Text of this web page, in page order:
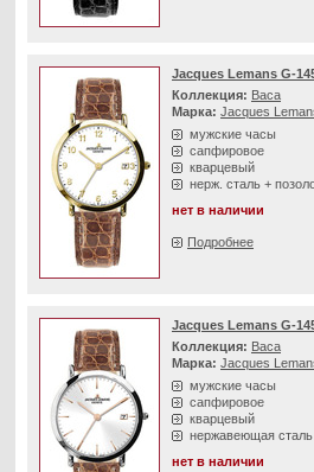
Jacques Lemans G-
Коллекция: Baca
Марка: Jacques
мужские часы
сапфировое
кварцевый
нерж. сталь +
нет в наличии
Подробнее
Jacques Lemans G-
Коллекция: Baca
Марка: Jacques
мужские часы
сапфировое
кварцевый
нержавеющая сталь
нет в наличии